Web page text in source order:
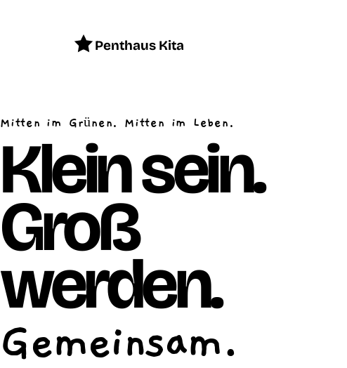
Penthaus Kita
Mitten im Grünen. Mitten im Leben.
Klein sein.
Groß
werden.
Gemeinsam.